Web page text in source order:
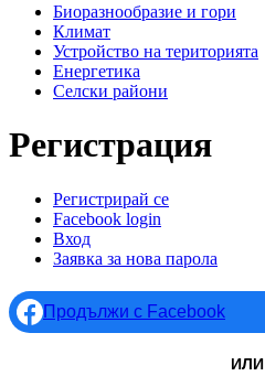
Биоразнообразие и гори
Климат
Устройство на територията
Енергетика
Селски райони
Регистрация
Primary tabs
Регистрирай се
Facebook login
Вход
Заявка за нова парола
Продължи с Facebook
ИЛИ